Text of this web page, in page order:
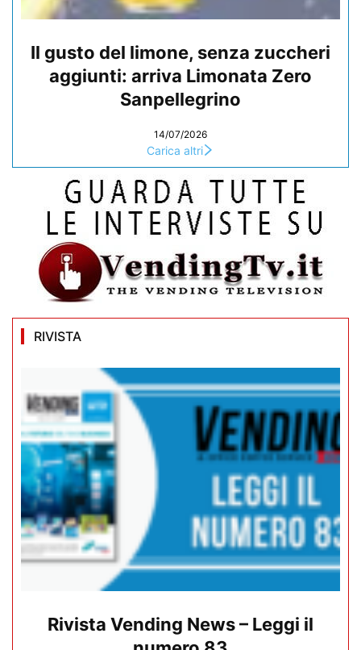
Il gusto del limone, senza zuccheri
aggiunti: arriva Limonata Zero
Sanpellegrino
14/07/2026
Carica altri
RIVISTA
Rivista Vending News – Leggi il